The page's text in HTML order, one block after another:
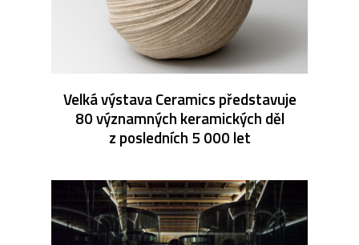
Velká výstava Ceramics představuje
80 významných keramických děl
z posledních 5 000 let